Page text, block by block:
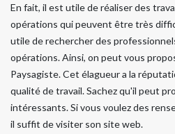
En fait, il est utile de réaliser des
opérations qui peuvent être très
utile de rechercher des
opérations. Ainsi, on peut vous
Paysagiste. Cet élagueur a la
qualité de travail. Sachez qu'il peut
intéressants. Si vous voulez des
il suffit de visiter son site web.